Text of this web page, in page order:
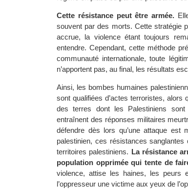
Cette résistance peut être armée.
souvent par des morts. Cette stratégie
accrue, la violence étant toujours
entendre. Cependant, cette méthode
communauté internationale, toute
n’apportent pas, au final, les résultats
Ainsi, les bombes humaines
sont qualifiées d’actes terroristes, alors
des terres dont les Palestiniens
entraînent des réponses militaires
défendre dès lors qu’une attaque
palestinien, ces résistances
territoires palestiniens. La résistance
population opprimée qui tente de
violence, attise les haines, les peurs
l’oppresseur une victime aux yeux de